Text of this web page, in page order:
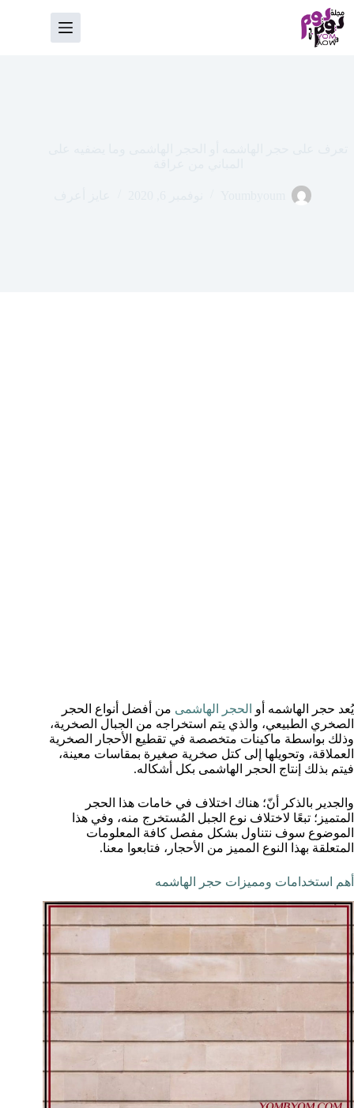
التجاوز
إلى
المحتوى
يُعد حجر الهاشمه أو الحجر الهاشمى من أفضل أنواع الحجر
الصخري الطبيعي، والذي يتم استخراجه من الجبال الصخرية،
وذلك بواسطة ماكينات متخصصة في تقطيع الأحجار الصخرية
العملاقة، وتحويلها إلى كتل صخرية صغيرة بمقاسات معينة،
فيتم بذلك إنتاج الحجر الهاشمى بكل أشكاله.
والجدير بالذكر أنّ؛ هناك اختلاف في خامات هذا الحجر
المتميز؛ تبعًا لاختلاف نوع الجبل المُستخرج منه، وفي هذا
الموضوع سوف نتناول بشكل مفصل كافة المعلومات
المتعلقة بهذا النوع المميز من الأحجار، فتابعوا معنا.
أهم استخدامات ومميزات حجر الهاشمه